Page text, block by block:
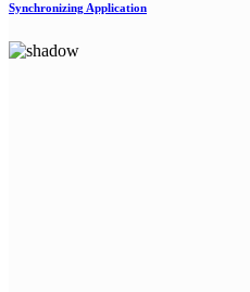
Synchronizing Application